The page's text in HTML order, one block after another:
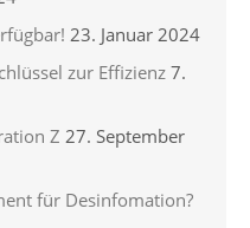
23. Januar 2024
zur Effizienz 7.
Z 27. September
für Desinfomation?